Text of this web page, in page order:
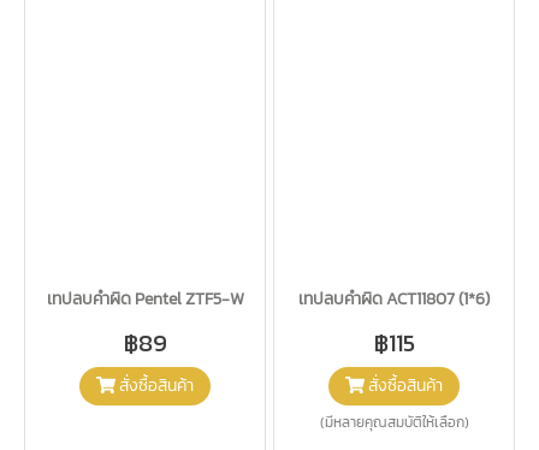
เทปลบคำผิด Pentel ZTF5-W
฿89
สั่งซื้อสินค้า
เทปลบคำผิด ACT11807 (1*6)
฿115
สั่งซื้อสินค้า
(มีหลายคุณสมบัติให้เลือก)